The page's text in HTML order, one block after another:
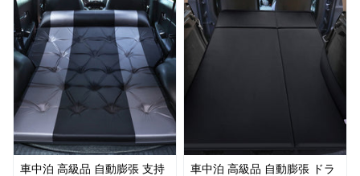
車中泊 高級品 自動膨張 支持
車中泊 高級品 自動膨張 ドラ